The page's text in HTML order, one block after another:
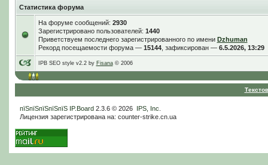
Статистика форума
На форуме сообщений: 2930
Зарегистрировано пользователей: 1440
Приветствуем последнего зарегистрированного по имени Dzhuman
Рекорд посещаемости форума — 15144, зафиксирован — 6.5.2026, 13:29
IPB SEO style v2.2 by Fisana© 2006
пїЅпїЅпїЅпїЅпїЅ IP.Board2.3.6 © 2026 IPS, Inc
Лицензия зарегистрирована на: counter-strike.cn.ua